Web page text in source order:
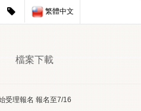
繁體中文
檔案下載
受理報名 報名至7/16